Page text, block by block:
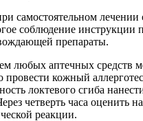
самостоятельном лечении
соблюдение инструкции
препараты.
любых аптечных средств
провести кожный
локтевого сгиба
четверть часа оценить
реакции.